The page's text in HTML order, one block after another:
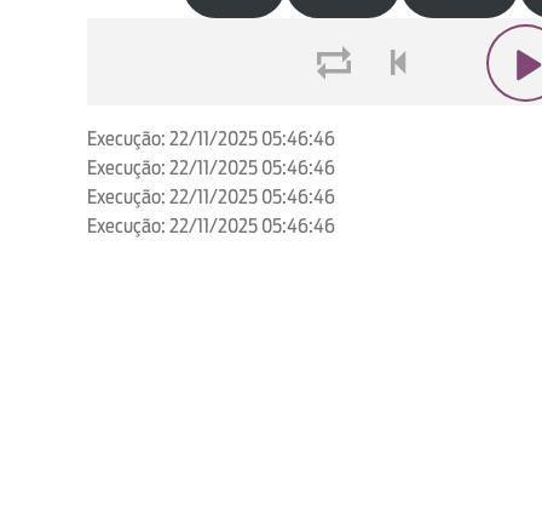
Execução: 22/11/2025 05:46:46
Execução: 22/11/2025 05:46:46
Execução: 22/11/2025 05:46:46
Execução: 22/11/2025 05:46:46